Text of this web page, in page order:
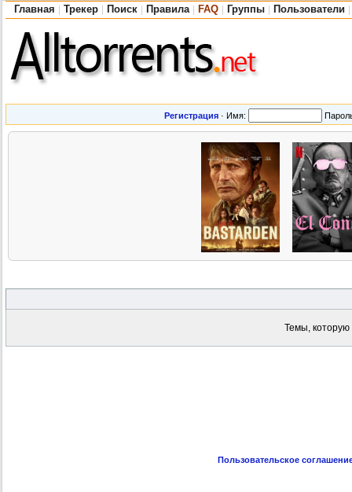
Главная Трекер Поиск Правила FAQ Группы Пользователи
Регистрация · Имя:
Темы, которую
Пользовательское